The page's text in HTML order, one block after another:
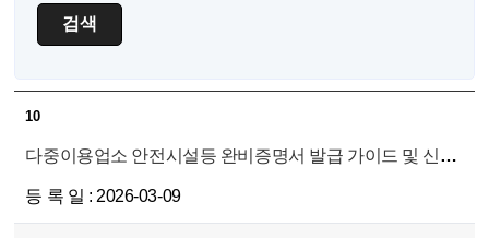
검색
10
다중이용업소 안전시설등 완비증명서 발급 가이드 및 신청 서식
2026-03-09